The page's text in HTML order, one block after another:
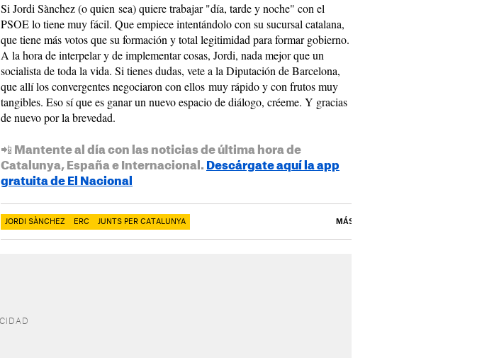
Si Jordi Sànchez (o quien sea) quiere trabajar "día, tarde y noche" con el
PSOE lo tiene muy fácil. Que empiece intentándolo con su sucursal catalana,
que tiene más votos que su formación y total legitimidad para formar gobierno.
A la hora de interpelar y de implementar cosas, Jordi, nada mejor que un
socialista de toda la vida. Si tienes dudas, vete a la Diputación de Barcelona,
que allí los convergentes negociaron con ellos muy rápido y con frutos muy
tangibles. Eso sí que es ganar un nuevo espacio de diálogo, créeme. Y gracias
de nuevo por la brevedad.
📲 Mantente al día con las noticias de última hora de
Catalunya, España e Internacional. Descárgate aquí la app
gratuita de El Nacional
JORDI SÀNCHEZ ERC JUNTS PER CATALUNYA MÁS